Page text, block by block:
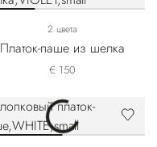
2 цвета
Платок-паше из шелка
€ 150